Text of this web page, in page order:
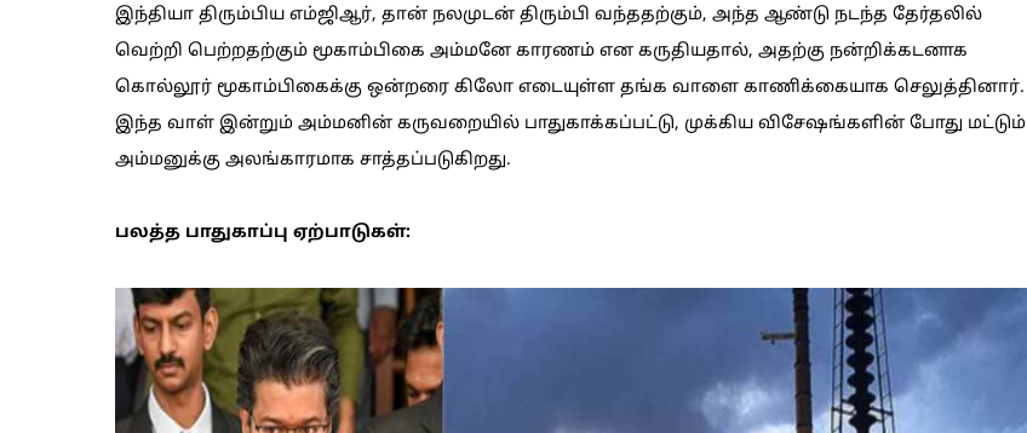
இந்தியா திரும்பிய எம்ஜிஆர், தான் நலமுடன் திரும்பி வந்ததற்கும், அந்த ஆண்டு நடந்த தேர்தலில்
வெற்றி பெற்றதற்கும் மூகாம்பிகை அம்மனே காரணம் என கருதியதால், அதற்கு நன்றிக்கடனாக
கொல்லூர் மூகாம்பிகைக்கு ஒன்றரை கிலோ எடையுள்ள தங்க வாளை காணிக்கையாக செலுத்தினார்.
இந்த வாள் இன்றும் அம்மனின் கருவறையில் பாதுகாக்கப்பட்டு, முக்கிய விசேஷங்களின் போது மட்டும்
அம்மனுக்கு அலங்காரமாக சாத்தப்படுகிறது.
பலத்த பாதுகாப்பு ஏற்பாடுகள்: